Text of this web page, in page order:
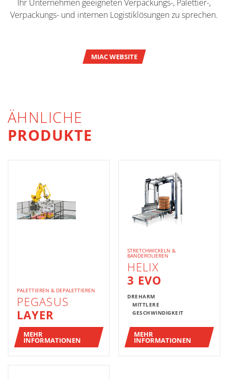
Ihr Unternehmen geeigneten Verpackungs-, Palettier-,
Verpackungs- und internen Logistiklösungen zu sprechen.
MIAC WEBSITE
ÄHNLICHE
PRODUKTE
PALETTIEREN & DEPALETTIEREN
PEGASUS
LAYER
MEHR
INFORMATIONEN
STRETCHWICKELN &
BANDEROLIEREN
HELIX
3 EVO
DREHARM
MITTLERE
GESCHWINDIGKEIT
MEHR
INFORMATIONEN